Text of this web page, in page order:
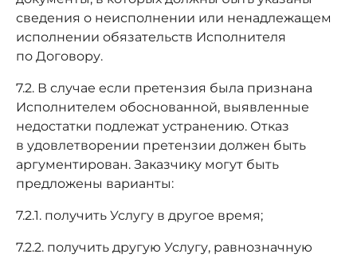
сведения о неисполнении или ненадлежащем
исполнении обязательств Исполнителя
по Договору.
7.2. В случае если претензия была признана
Исполнителем обоснованной, выявленные
недостатки подлежат устранению. Отказ
в удовлетворении претензии должен быть
аргументирован. Заказчику могут быть
предложены варианты:
7.2.1. получить Услугу в другое время;
7.2.2. получить другую Услугу, равнозначную